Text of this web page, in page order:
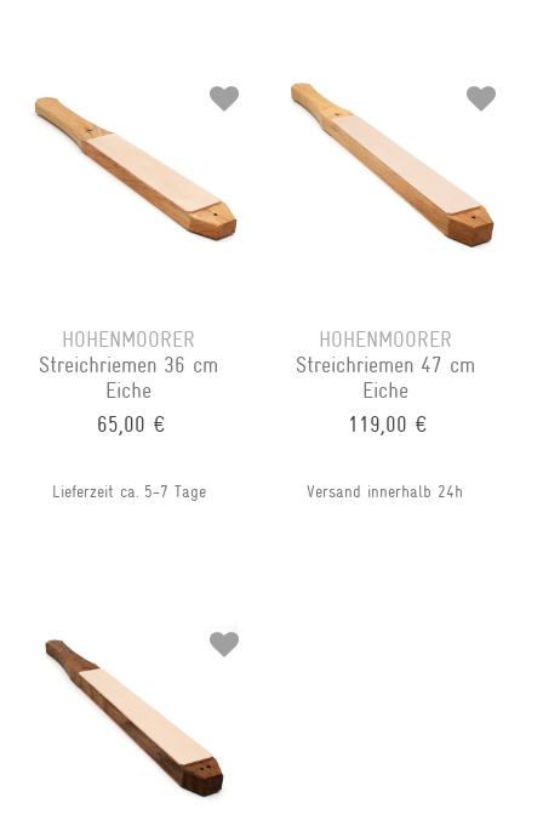
HOHENMOORER
Streichriemen 36 cm
Eiche
65,00 €
Lieferzeit ca. 5-7 Tage
HOHENMOORER
Streichriemen 47 cm
Eiche
119,00 €
Versand innerhalb 24h